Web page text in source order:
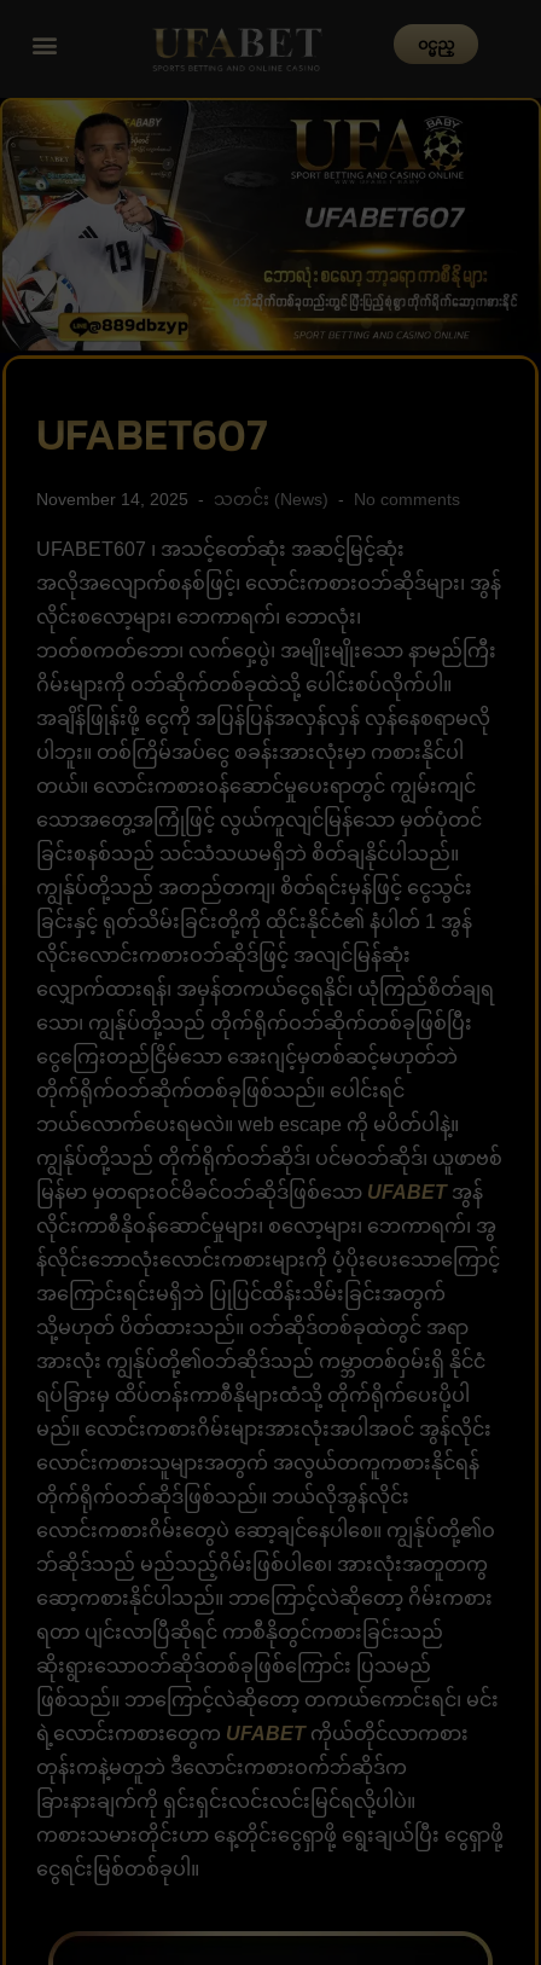
၀င္မည္
UFABET607
November 14, 2025 သတင်း (News) No comments
UFABET607 ၊ အသင့်တော်ဆုံး အဆင့်မြင့်ဆုံး
အလိုအလျောက်စနစ်ဖြင့်၊ လောင်းကစားဝဘ်ဆိုဒ်များ၊ အွန်
လိုင်းစလော့များ၊ ဘေကာရက်၊ ဘောလုံး၊
ဘတ်စကတ်ဘော၊ လက်ဝှေ့ပွဲ၊ အမျိုးမျိုးသော နာမည်ကြီး
ဂိမ်းများကို ဝဘ်ဆိုက်တစ်ခုထဲသို့ ပေါင်းစပ်လိုက်ပါ။
အချိန်ဖြုန်းဖို့ ငွေကို အပြန်ပြန်အလှန်လှန် လှန်နေစရာမလို
ပါဘူး။ တစ်ကြိမ်အပ်ငွေ စခန်းအားလုံးမှာ ကစားနိုင်ပါ
တယ်။ လောင်းကစားဝန်ဆောင်မှုပေးရာတွင် ကျွမ်းကျင်
သောအတွေ့အကြုံဖြင့် လွယ်ကူလျင်မြန်သော မှတ်ပုံတင်
ခြင်းစနစ်သည် သင်သံသယမရှိဘဲ စိတ်ချနိုင်ပါသည်။
ကျွန်ုပ်တို့သည် အတည်တကျ၊ စိတ်ရင်းမှန်ဖြင့် ငွေသွင်း
ခြင်းနှင့် ရုတ်သိမ်းခြင်းတို့ကို ထိုင်းနိုင်ငံ၏ နံပါတ် 1 အွန်
လိုင်းလောင်းကစားဝဘ်ဆိုဒ်ဖြင့် အလျင်မြန်ဆုံး
လျှောက်ထားရန်၊ အမှန်တကယ်ငွေရနိုင်၊ ယုံကြည်စိတ်ချရ
သော၊ ကျွန်ုပ်တို့သည် တိုက်ရိုက်ဝဘ်ဆိုက်တစ်ခုဖြစ်ပြီး
ငွေကြေးတည်ငြိမ်သော အေးဂျင့်မှတစ်ဆင့်မဟုတ်ဘဲ
တိုက်ရိုက်ဝဘ်ဆိုက်တစ်ခုဖြစ်သည်။ ပေါင်းရင်
ဘယ်လောက်ပေးရမလဲ။ web escape ကို မပိတ်ပါနဲ့။
ကျွန်ုပ်တို့သည် တိုက်ရိုက်ဝဘ်ဆိုဒ်၊ ပင်မဝဘ်ဆိုဒ်၊ ယူဖာဗစ်
မြန်မာ မှတရားဝင်မိခင်ဝဘ်ဆိုဒ်ဖြစ်သော UFABETအွန်
လိုင်းကာစီနိုဝန်ဆောင်မှုများ၊ စလော့များ၊ ဘေကာရက်၊ အွ
န်လိုင်းဘောလုံးလောင်းကစားများကို ပံ့ပိုးပေးသောကြောင့်
အကြောင်းရင်းမရှိဘဲ ပြုပြင်ထိန်းသိမ်းခြင်းအတွက်
သို့မဟုတ် ပိတ်ထားသည်။ ဝဘ်ဆိုဒ်တစ်ခုထဲတွင် အရာ
အားလုံး ကျွန်ုပ်တို့၏ဝဘ်ဆိုဒ်သည် ကမ္ဘာတစ်ဝှမ်းရှိ နိုင်ငံ
ရပ်ခြားမှ ထိပ်တန်းကာစီနိုများထံသို့ တိုက်ရိုက်ပေးပို့ပါ
မည်။ လောင်းကစားဂိမ်းများအားလုံးအပါအဝင် အွန်လိုင်း
လောင်းကစားသူများအတွက် အလွယ်တကူကစားနိုင်ရန်
တိုက်ရိုက်ဝဘ်ဆိုဒ်ဖြစ်သည်။ ဘယ်လိုအွန်လိုင်း
လောင်းကစားဂိမ်းတွေပဲ ဆော့ချင်နေပါစေ။ ကျွန်ုပ်တို့၏ဝ
ဘ်ဆိုဒ်သည် မည်သည့်ဂိမ်းဖြစ်ပါစေ၊ အားလုံးအတူတကွ
ဆော့ကစားနိုင်ပါသည်။ ဘာကြောင့်လဲဆိုတော့ ဂိမ်းကစား
ရတာ ပျင်းလာပြီဆိုရင် ကာစီနိုတွင်ကစားခြင်းသည်
ဆိုးရွားသောဝဘ်ဆိုဒ်တစ်ခုဖြစ်ကြောင်း ပြသမည်
ဖြစ်သည်။ ဘာကြောင့်လဲဆိုတော့ တကယ်ကောင်းရင်၊ မင်း
ရဲ့လောင်းကစားတွေက UFABETကိုယ်တိုင်လာကစား
တုန်းကနဲ့မတူဘဲ ဒီလောင်းကစားဝက်ဘ်ဆိုဒ်က
ခြားနားချက်ကို ရှင်းရှင်းလင်းလင်းမြင်ရလို့ပါပဲ။
ကစားသမားတိုင်းဟာ နေ့တိုင်းငွေရှာဖို့ ရွေးချယ်ပြီး ငွေရှာဖို့
ငွေရင်းမြစ်တစ်ခုပါ။